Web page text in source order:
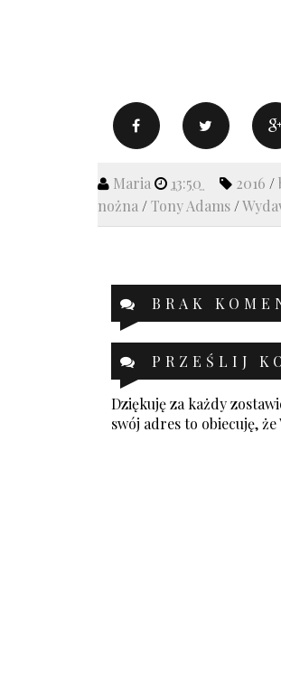
Maria 13:50 2016 /
nożna /Tony Adams /
BRAK
PRZEŚLIJ
Dziękuję za każdy
swój adres to obiecuję, że